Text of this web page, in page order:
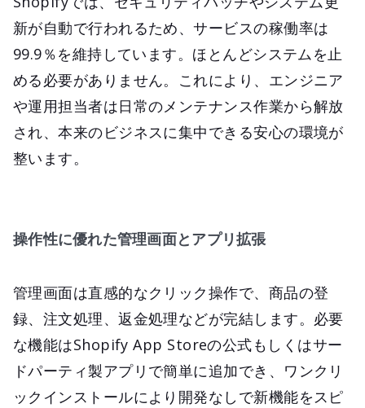
新が自動で行われるため、サービスの稼働率は
99.9％を維持しています。ほとんどシステムを止
める必要がありません。これにより、エンジニア
や運用担当者は日常のメンテナンス作業から解放
され、本来のビジネスに集中できる安心の環境が
整います。
操作性に優れた管理画面とアプリ拡張
管理画面は直感的なクリック操作で、商品の登
録、注文処理、返金処理などが完結します。必要
な機能はShopify App Storeの公式もしくはサー
ドパーティ製アプリで簡単に追加でき、ワンクリ
ックインストールにより開発なしで新機能をスピ